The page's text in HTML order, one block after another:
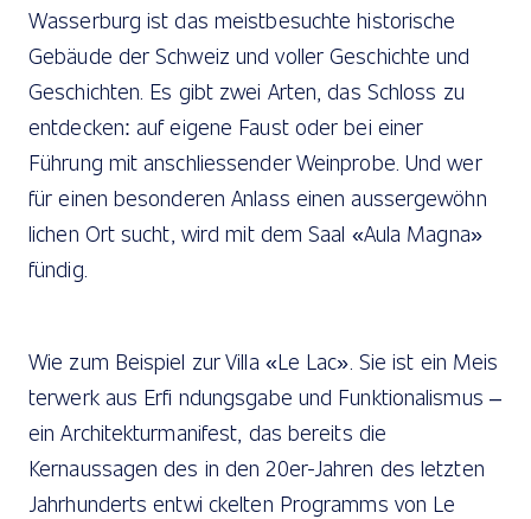
Wasserburg ist das meistbesuchte historische
Gebäude der Schweiz und voller Geschichte und
Geschichten. Es gibt zwei Arten, das Schloss zu
entdecken: auf eigene Faust oder bei einer
Führung mit anschliessender Weinprobe. Und wer
für einen besonderen Anlass einen aussergewöhn
lichen Ort sucht, wird mit dem Saal «Aula Magna»
fündig.
Wie zum Beispiel zur Villa «Le Lac». Sie ist ein Meis
terwerk aus Erfi ndungsgabe und Funktionalismus –
ein Architekturmanifest, das bereits die
Kernaussagen des in den 20er-Jahren des letzten
Jahrhunderts entwi ckelten Programms von Le